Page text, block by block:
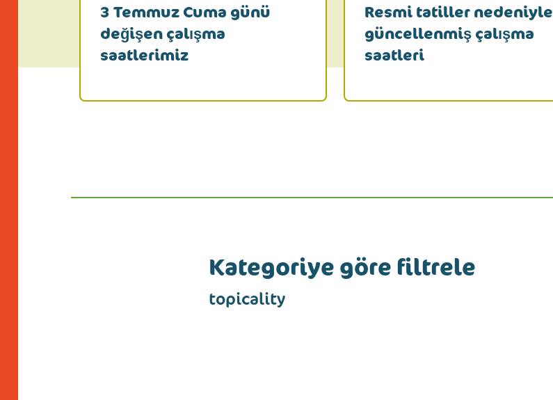
3 Temmuz Cuma günü
değişen çalışma
saatlerimiz
Resmi tatiller nedeniyle
güncellenmiş çalışma
saatleri
Kategoriye göre filtrele
topicality